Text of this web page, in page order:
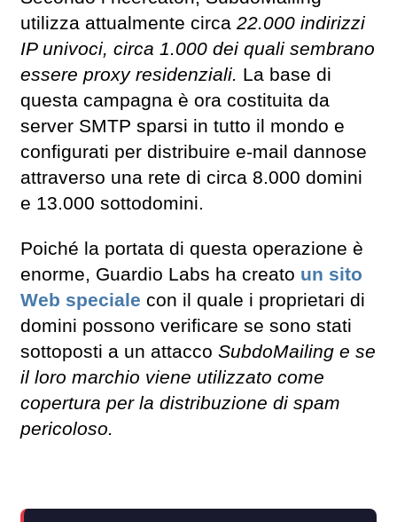
utilizza attualmente circa 22.000 indirizzi
IP univoci, circa 1.000 dei quali sembrano
essere proxy residenziali. La base di
questa campagna è ora costituita da
server SMTP sparsi in tutto il mondo e
configurati per distribuire e-mail dannose
attraverso una rete di circa 8.000 domini
e 13.000 sottodomini.
Poiché la portata di questa operazione è
enorme, Guardio Labs ha creato un sito
Web speciale con il quale i proprietari di
domini possono verificare se sono stati
sottoposti a un attacco SubdoMailing e se
il loro marchio viene utilizzato come
copertura per la distribuzione di spam
pericoloso.